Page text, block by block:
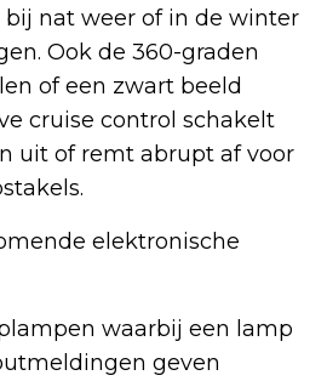
bij nat weer of in de winter
Ook de 360-graden
of een zwart beeld
cruise control schakelt
uit of remt abrupt af voor
elektronische
waarbij een lamp
geven